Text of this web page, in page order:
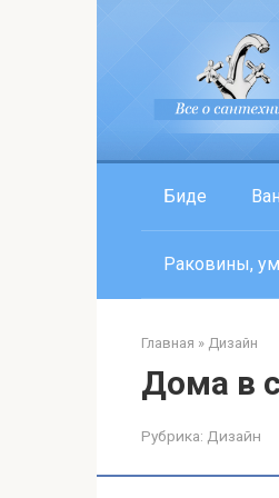
Биде
Раковины,
Главная » Дизайн
Дома в
Рубрика: Дизайн